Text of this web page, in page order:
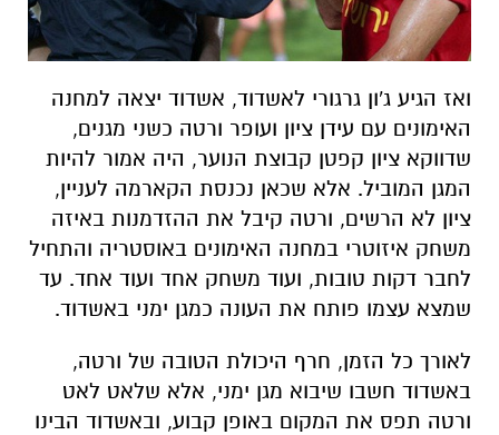
ואז הגיע ג'ון גרגורי לאשדוד, אשדוד יצאה למחנה
האימונים עם עידן ציון ועופר ורטה כשני מגנים,
שדווקא ציון קפטן קבוצת הנוער, היה אמור להיות
המגן המוביל. אלא שכאן נכנסת הקארמה לעניין,
ציון לא הרשים, ורטה קיבל את ההזדמנות באיזה
משחק איזוטרי במחנה האימונים באוסטריה והתחיל
לחבר דקות טובות, ועוד משחק אחד ועוד אחד. עד
שמצא עצמו פותח את העונה כמגן ימני באשדוד.
לאורך כל הזמן, חרף היכולת הטובה של ורטה,
באשדוד חשבו שיבוא מגן ימני, אלא שלאט לאט
ורטה תפס את המקום באופן קבוע, ובאשדוד הבינו